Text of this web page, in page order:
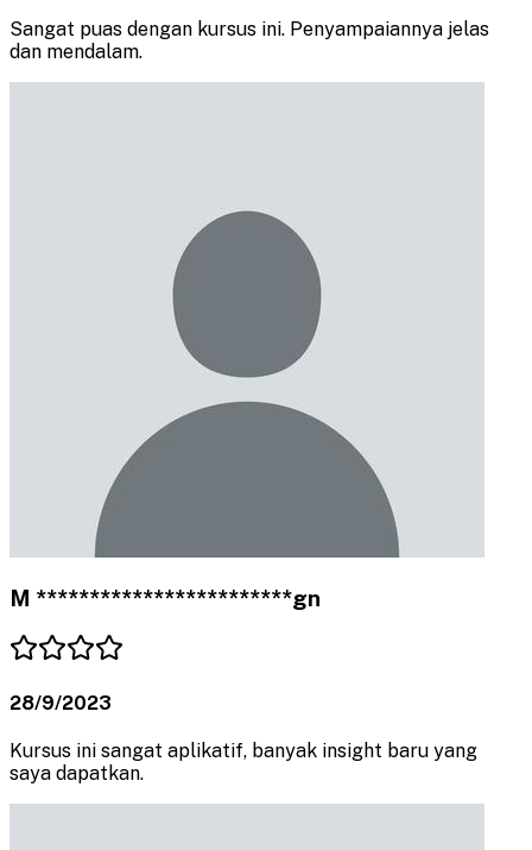
Sangat puas dengan kursus ini. Penyampaiannya jelas
dan mendalam.
M ************************gn
28/9/2023
Kursus ini sangat aplikatif, banyak insight baru yang
saya dapatkan.